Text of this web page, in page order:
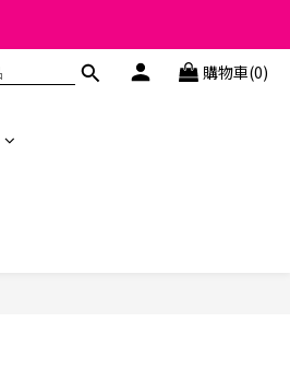
購物車(0)